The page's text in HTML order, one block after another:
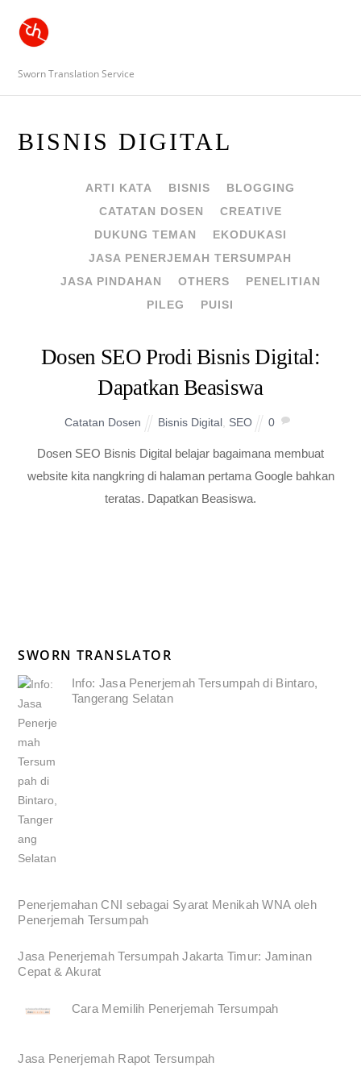
Sworn Translation Service
BISNIS DIGITAL
ARTI KATA BISNIS
BLOGGING
CATATAN DOSEN
CREATIVE
DUKUNG TEMAN
EKODUKASI
JASA PENERJEMAH TERSUMPAH
JASA PINDAHAN
OTHERS
PENELITIAN
PILEG
PUISI
Dosen SEO Prodi Bisnis Digital:
Dapatkan Beasiswa
Catatan Dosen Bisnis Digital, SEO 0
Dosen SEO Bisnis Digital belajar bagaimana membuat
website kita nangkring di halaman pertama Google bahkan
teratas. Dapatkan Beasiswa.
SWORN TRANSLATOR
Info: Jasa Penerjemah Tersumpah di Bintaro,
Tangerang Selatan
Penerjemahan CNI sebagai Syarat Menikah WNA oleh
Penerjemah Tersumpah
Jasa Penerjemah Tersumpah Jakarta Timur: Jaminan
Cepat & Akurat
Cara Memilih Penerjemah Tersumpah
Jasa Penerjemah Rapot Tersumpah